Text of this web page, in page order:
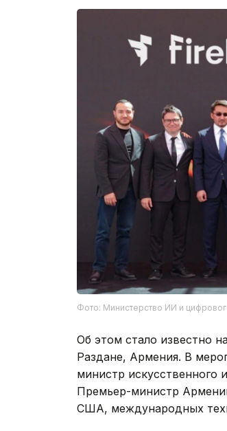
Фото: Министерство ИИ и
Об этом стало известно
Раздане, Армения. В
министр искусственного
Премьер-министр
США, международных